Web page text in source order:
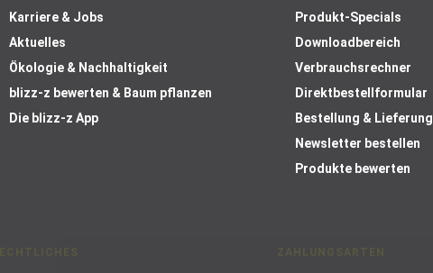
Karriere & Jobs
Aktuelles
Ökologie & Nachhaltigkeit
blizz-z bewerten & Baum pflanzen
Die blizz-z App
Produkt-Specials
Downloadbereich
Verbrauchsrechner
Direktbestellformular
Bestellung & Lieferung
Newsletter bestellen
Produkte bewerten